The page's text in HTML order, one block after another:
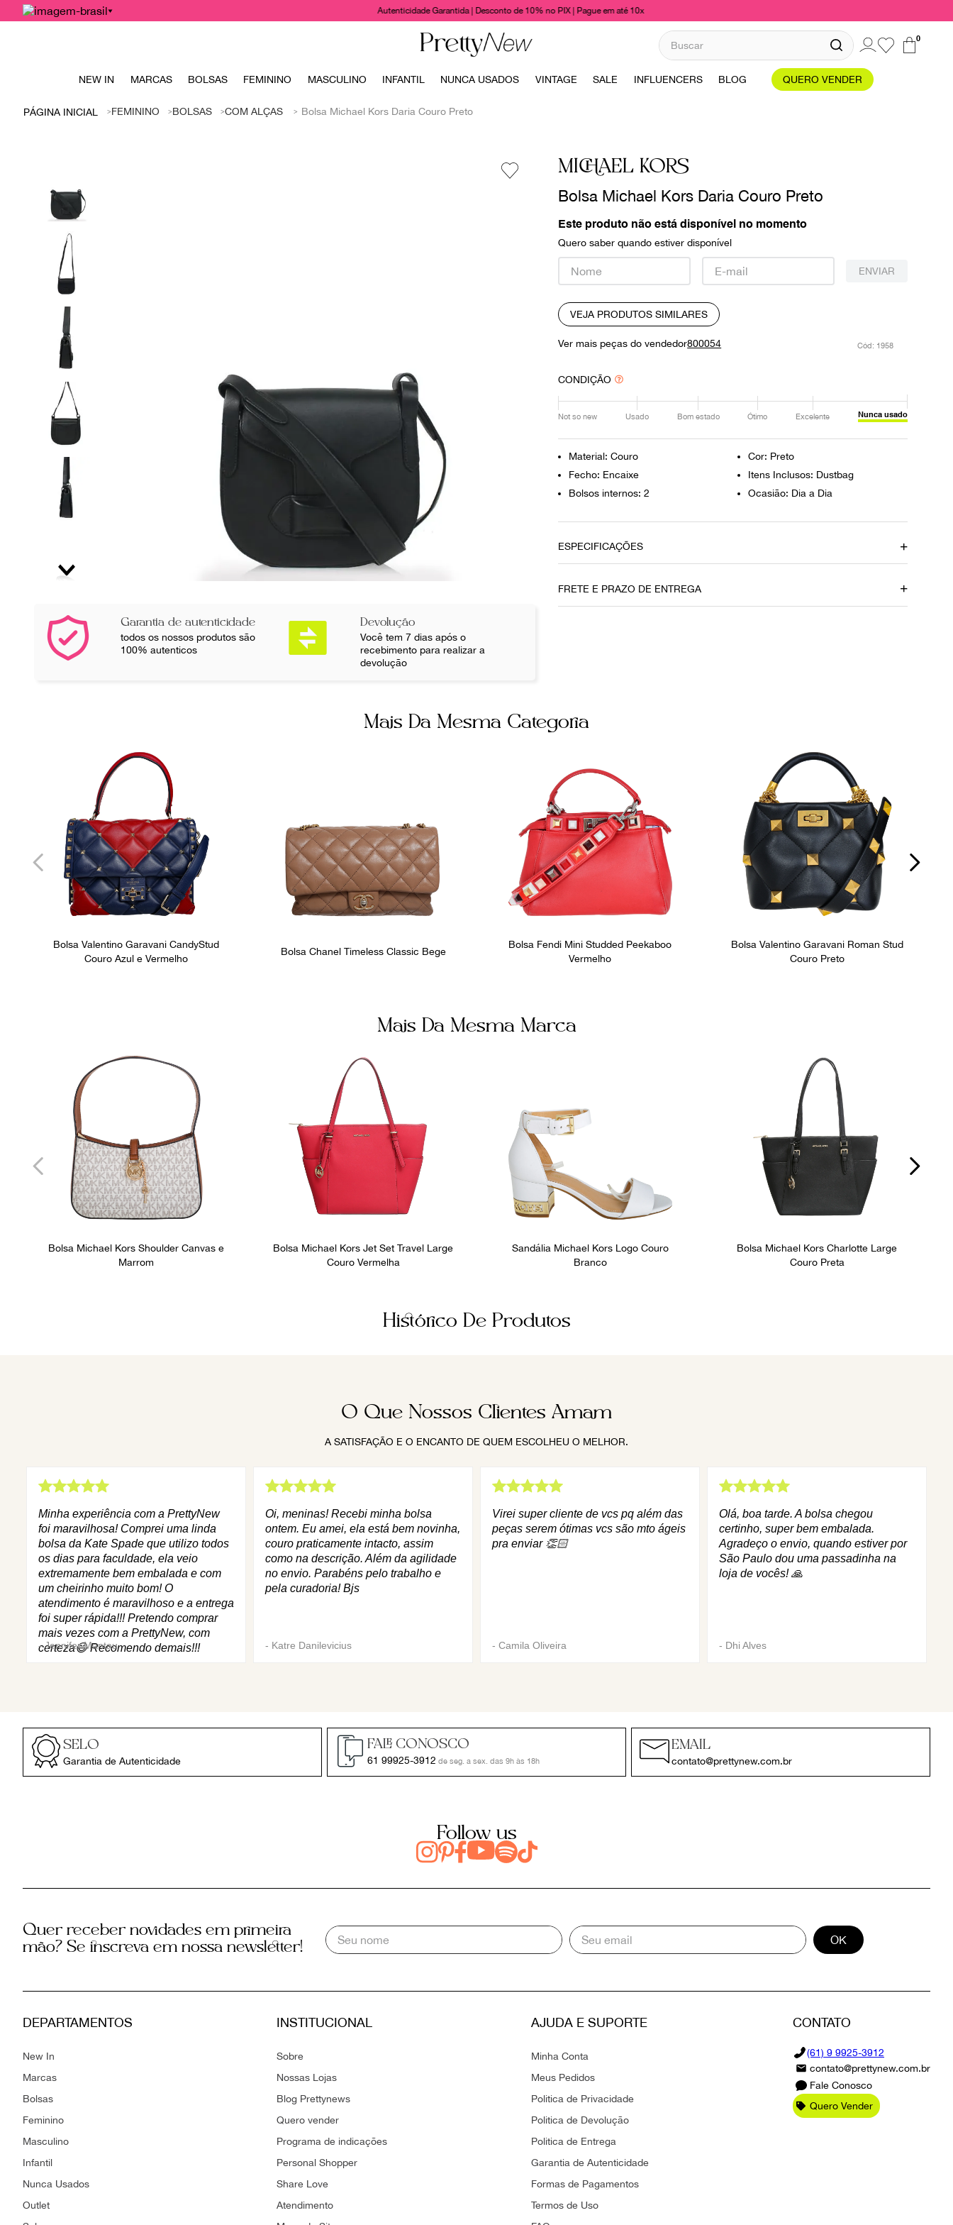
Autenticidade Garantida | Desconto de 10% no PIX | Pague em até 10x
Buscar
TERMOS MAIS BUSCADOS
0
NEW IN MARCAS BOLSAS FEMININO MASCULINO INFANTIL NUNCA USADOS VINTAGE SALE INFLUENCERS BLOG QUERO VENDER
FEMININO BOLSAS COM ALÇAS Bolsa Michael Kors Daria Couro Preto
Garantia de autenticidade
todos os nossos produtos são
100% autenticos
Devolução
Você tem 7 dias após o
recebimento para realizar a
devolução
MICHAEL KORS
Bolsa Michael Kors Daria Couro Preto
Este produto não está disponível no momento
Quero saber quando estiver disponível
ENVIAR
VEJA PRODUTOS SIMILARES
Ver mais peças do vendedor800054 : 1958
CONDIÇÃO
Not so new Usado Bom estado Ótimo Excelente Nunca usado
Material: Couro
Cor: Preto
Fecho: Encaixe
Itens Inclusos: Dustbag
Bolsos internos: 2
Ocasião: Dia a Dia
ESPECIFICAÇÕES
Couro
FRETE E PRAZO DE ENTREGA
Mais Da Mesma Categoria
Bolsa Valentino Garavani CandyStud
Couro Azul e Vermelho
Bolsa Chanel Timeless Classic Bege
Bolsa Fendi Mini Studded Peekaboo
Vermelho
Bolsa Valentino Garavani Roman Stud
Couro Preto
Mais Da Mesma Marca
Bolsa Michael Kors Shoulder Canvas e
Marrom
Bolsa Michael Kors Jet Set Travel Large
Couro Vermelha
Sandália Michael Kors Logo Couro
Branco
Bolsa Michael Kors Charlotte Large
Couro Preta
Histórico De Produtos
O Que Nossos Clientes Amam
A SATISFAÇÃO E O ENCANTO DE QUEM ESCOLHEU O MELHOR.
Minha experiência com a PrettyNew
foi maravilhosa! Comprei uma linda
bolsa da Kate Spade que utilizo todos
os dias para faculdade, ela veio
extremamente bem embalada e com
um cheirinho muito bom! O
atendimento é maravilhoso e a entrega
foi super rápida!!! Pretendo comprar
mais vezes com a PrettyNew, com
certeza😄 Recomendo demais!!!
-Jennifer Mantau
Oi, meninas! Recebi minha bolsa
ontem. Eu amei, ela está bem novinha,
couro praticamente intacto, assim
como na descrição. Além da agilidade
no envio. Parabéns pelo trabalho e
pela curadoria! Bjs
- Katre Danilevicius
Virei super cliente de vcs pq além das
peças serem ótimas vcs são mto ágeis
pra enviar 👏🏻
- Camila Oliveira
Olá, boa tarde. A bolsa chegou
certinho, super bem embalada.
Agradeço o envio, quando estiver por
São Paulo dou uma passadinha na
loja de vocês! 🙏
- Dhi Alves
SELO
Garantia de Autenticidade
FALE CONOSCO
61 99925-3912 de seg. a sex. das 9h às 18h
EMAIL
contato@prettynew.com.br
Follow us
Quer receber novidades em primeira
mão? Se inscreva em nossa newsletter!
OK
DEPARTAMENTOS
New In
Marcas
Bolsas
Feminino
Masculino
Infantil
Nunca Usados
Outlet
INSTITUCIONAL
Sobre
Nossas Lojas
Blog Prettynews
Quero vender
Programa de indicações
Personal Shopper
Share Love
Atendimento
AJUDA E SUPORTE
Minha Conta
Meus Pedidos
Politica de Privacidade
Politica de Devolução
Politica de Entrega
Garantia de Autenticidade
Formas de Pagamentos
Termos de Uso
CONTATO
(61) 9 9925-3912
contato@prettynew.com.br
Fale Conosco
Quero Vender